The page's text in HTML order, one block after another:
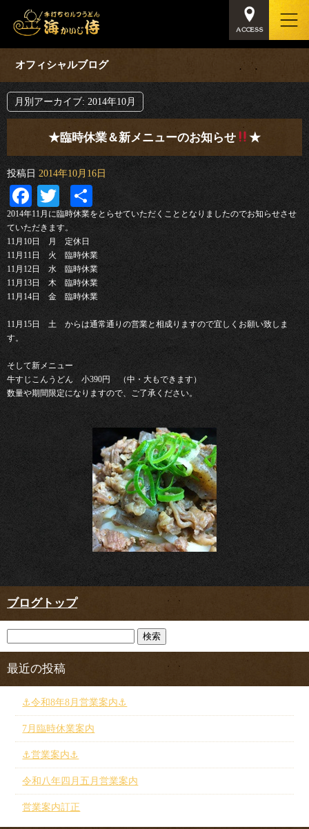
オフィシャルブログ
月別アーカイブ: 2014年10月
★臨時休業＆新メニューのお知らせ ★
投稿日 2014年10月16日
Facebook
Twitter
共
有
2014年11月に臨時休業をとらせていただくこととなりましたのでお知らせさせ
ていただきます。
11月10日 月 定休日
11月11日 火 臨時休業
11月12日 水 臨時休業
11月13日 木 臨時休業
11月14日 金 臨時休業
11月15日 土 からは通常通りの営業と相成りますので宜しくお願い致しま
す。
そして新メニュー
牛すじこんうどん 小390円 （中・大もできます）
数量や期間限定になりますので、ご了承ください。
ブログトップ
最近の投稿
⚓︎令和8年8月営業案内⚓︎
7月臨時休業案内
⚓︎営業案内⚓︎
令和八年四月五月営業案内
営業案内訂正